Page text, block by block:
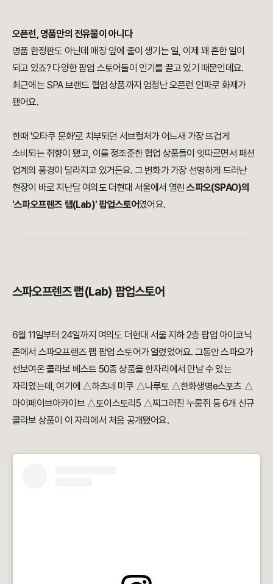
오픈런, 명품만의 전유물이 아니다
명품 한정판도 아닌데 매장 앞에 줄이 생기는 일, 이제 꽤 흔한 일이
되고 있죠? 다양한 팝업 스토어들이 인기를 끌고 있기 때문인데요.
최근에는 SPA 브랜드 협업 상품까지 엄청난 오픈런 인파로 화제가
됐어요.
한때 '오타쿠 문화'로 치부되던 서브컬처가 어느새 가장 뜨겁게
소비되는 취향이 됐고, 이를 정조준한 협업 상품들이 잇따르면서 패션
업계의 풍경이 달라지고 있거든요. 그 변화가 가장 선명하게 드러난
현장이 바로 지난달 여의도 더현대 서울에서 열린스파오(SPAO)의
'스파오프렌즈 랩(Lab)' 팝업스토어였어요.
스파오프렌즈 랩(Lab) 팝업스토어
6월 11일부터 24일까지 여의도 더현대 서울 지하 2층 팝업 아이코닉
존에서 스파오프렌즈 랩 팝업 스토어가 열렸었어요. 그동안 스파오가
선보여온 콜라보 베스트 50종 상품을 한자리에서 만날 수 있는
자리였는데, 여기에 △하츠네 미쿠 △나루토 △한화생명e스포츠 △
마이페이브아카이브 △토이스토리5 △찌그러진 누룽쥐 등 6개 신규
콜라보 상품이 이 자리에서 처음 공개됐어요.